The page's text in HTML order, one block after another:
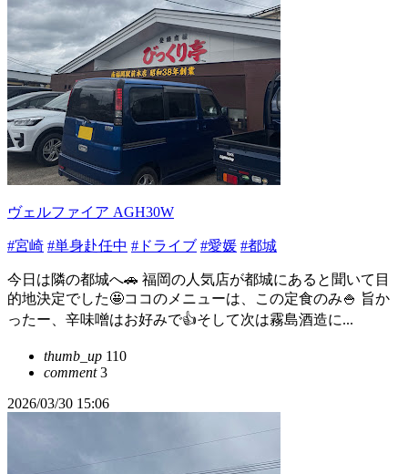
ヴェルファイア AGH30W
#宮崎 #単身赴任中 #ドライブ #愛媛 #都城
今日は隣の都城へ🚗 福岡の人気店が都城にあると聞いて目
的地決定でした🤩ココのメニューは、この定食のみ🍚 旨か
ったー、辛味噌はお好みで👍そして次は霧島酒造に...
thumb_up 110
comment3
2026/03/30 15:06